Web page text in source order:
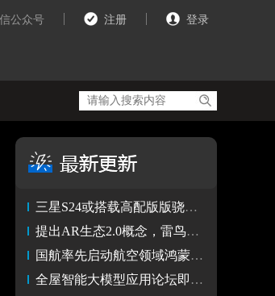
公众号 注册 登录
三星S24或搭载高配版版骁龙8 Gen3芯片 主频可达3.3GHz
提出AR生态2.0概念，雷鸟创新发布雷鸟X2多场景赋能未来生活
国航率先启动航空领域鸿蒙原生应用开发，与华为合作再升级
全屋智能大模型应用论坛即将发布小度全屋智能新产品